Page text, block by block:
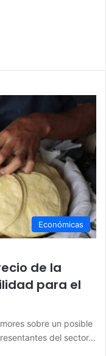
Económicas
de la
para el
sobre un posible
del sector…